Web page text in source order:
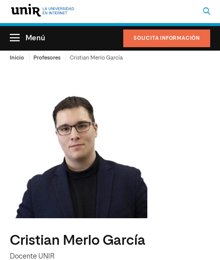
SOLICITA INFORMACIÓN
Menú
Inicio Profesores Cristian Merlo García
Cristian Merlo García
Docente UNIR